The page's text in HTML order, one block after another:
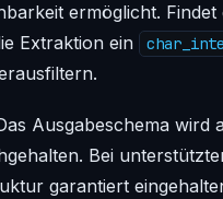
ermöglicht.
Extraktion ein
Ausgabeschema wird
Bei
garantiert